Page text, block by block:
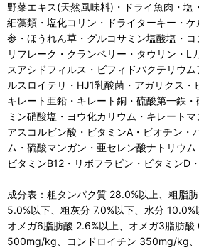
野菜エキス(天然風味料)・ドライ魚肉・塩
細藻類・塩化コリン・ドライターキー・ケ
参・ほうれん草・グルコサミン塩酸塩・
リフレーク・クランベリー・タウリン・L
スアシドフィルス・ビフィドバクテリウ
ルスロイテリ・HJ1乳酸菌・アガリクス・
キレート亜鉛・キレート銅・硫酸第一鉄
ミン硝酸塩・ヨウ化カリウム・キレート
アスコルビン酸・ビタミンA・ビオチン・
ム・硫酸マンガン・亜セレン酸ナトリウム
ビタミンB12・リボフラビン・ビタミンD
成分表：粗タンパク質 28.0%以上、粗脂
5.0%以下、粗灰分 7.0%以下、水分 10.0%
オメガ6脂肪酸 2.6%以上、オメガ3脂肪酸
500mg/kg、コンドロイチン 350mg/kg、